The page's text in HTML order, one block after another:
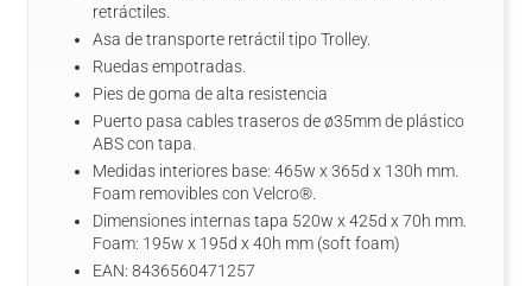
retráctiles.
Asa de transporte retráctil tipo Trolley.
Ruedas empotradas.
Pies de goma de alta resistencia
Puerto pasa cables traseros de ø35mm de plástico
ABS con tapa.
Medidas interiores base: 465w x 365d x 130h mm.
Foam removibles con Velcro®.
Dimensiones internas tapa 520w x 425d x 70h mm.
Foam: 195w x 195d x 40h mm (soft foam)
EAN: 8436560471257